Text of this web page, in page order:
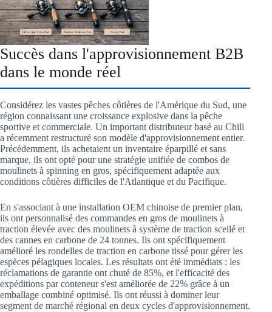
Succès dans l'approvisionnement B2B
dans le monde réel
Considérez les vastes pêches côtières de l'Amérique du Sud, une
région connaissant une croissance explosive dans la pêche
sportive et commerciale. Un important distributeur basé au Chili
a récemment restructuré son modèle d'approvisionnement entier.
Précédemment, ils achetaient un inventaire éparpillé et sans
marque, ils ont opté pour une stratégie unifiée de combos de
moulinets à spinning en gros, spécifiquement adaptée aux
conditions côtières difficiles de l'Atlantique et du Pacifique.
En s'associant à une installation OEM chinoise de premier plan,
ils ont personnalisé des commandes en gros de moulinets à
traction élevée avec des moulinets à système de traction scellé et
des cannes en carbone de 24 tonnes. Ils ont spécifiquement
amélioré les rondelles de traction en carbone tissé pour gérer les
espèces pélagiques locales. Les résultats ont été immédiats : les
réclamations de garantie ont chuté de 85%, et l'efficacité des
expéditions par conteneur s'est améliorée de 22% grâce à un
emballage combiné optimisé. Ils ont réussi à dominer leur
segment de marché régional en deux cycles d'approvisionnement.